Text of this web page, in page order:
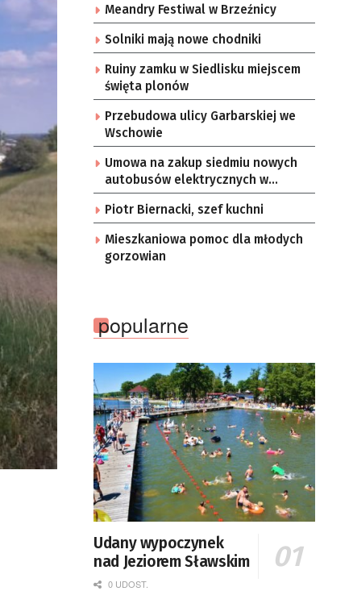
Meandry Festiwal w Brzeźnicy
Solniki mają nowe chodniki
Ruiny zamku w Siedlisku miejscem
święta plonów
Przebudowa ulicy Garbarskiej we
Wschowie
Umowa na zakup siedmiu nowych
autobusów elektrycznych w
Zielonej Górze
Piotr Biernacki, szef kuchni
Mieszkaniowa pomoc dla młodych
gorzowian
popularne
Udany wypoczynek
nad Jeziorem Sławskim
0 UDOST.